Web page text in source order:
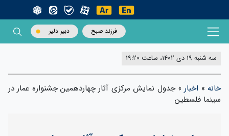
فرزند صبح دبیر دلیر
سه شنبه 19 دی 1402، ساعت 19:20
خانه» اخبار »جدول نمایش مرکزی آثار چهاردهمین جشنواره عمار در
سینما فلسطین